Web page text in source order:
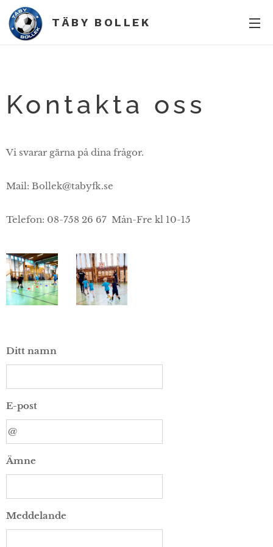
TÄBY BOLLEK
Kontakta oss
Vi svarar gärna på dina frågor.
Mail: Bollek@tabyfk.se
Telefon: 08-758 26 67 Mån-Fre kl 10-15
Ditt namn
E-post
Ämne
Meddelande